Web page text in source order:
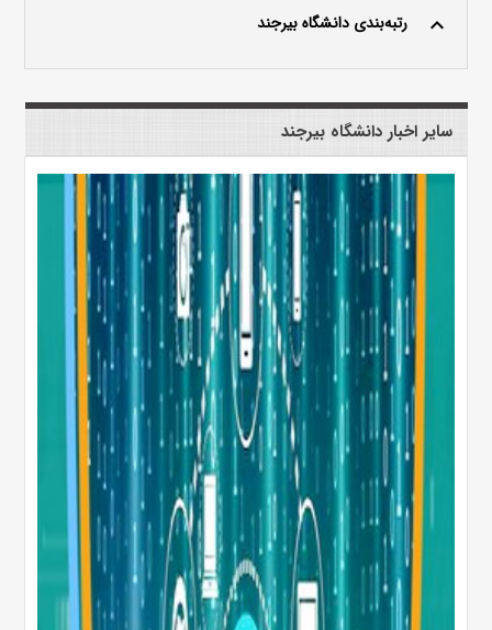
keyboard_arrow_up رتبه‌بندی دانشگاه بیرجند
سایر اخبار دانشگاه بیرجند